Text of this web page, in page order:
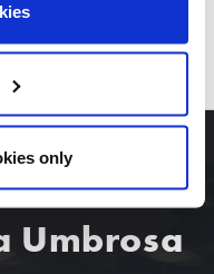
only
Umbrosa